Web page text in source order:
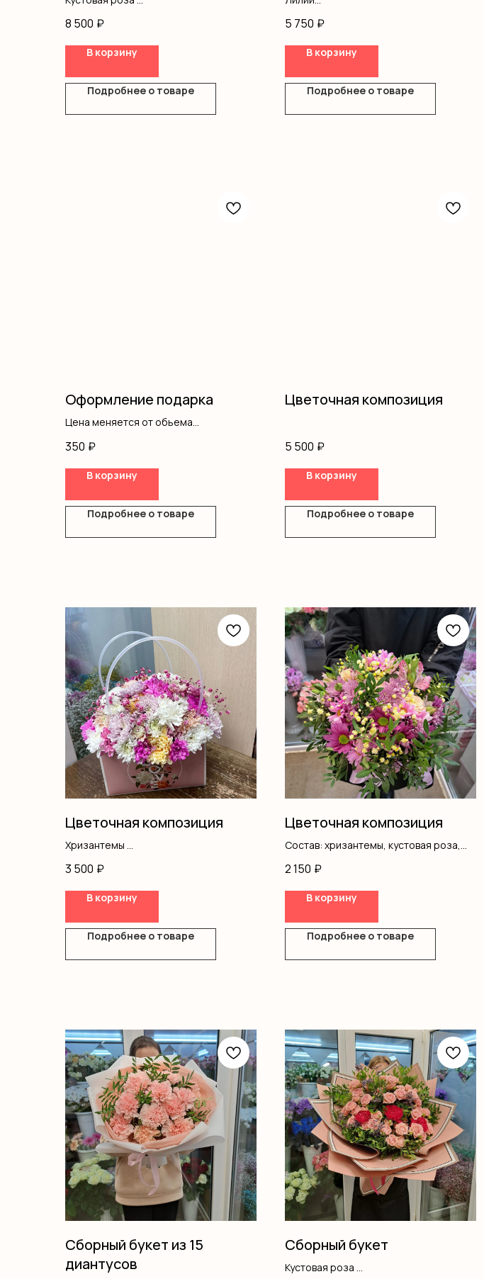
Оформление
8 500 ₽
В корзину
Подробнее о товаре
5 750 ₽
В корзину
Подробнее о товаре
Оформление подарка
Цена меняется от обьема
350 ₽
В корзину
Подробнее о товаре
Цветочная композиция
5 500 ₽
В корзину
Подробнее о товаре
Цветочная композиция
Хризантемы
Оазис
Сумочка
3 500 ₽
В корзину
Подробнее о товаре
Цветочная композиция
Состав: хризантемы, кустовая роза,
2 150 ₽
В корзину
Подробнее о товаре
Сборный букет из 15
диантусов
Сборный букет
Кустовая роза